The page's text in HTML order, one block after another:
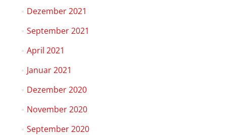
Dezember 2021
September 2021
April 2021
Januar 2021
Dezember 2020
November 2020
September 2020